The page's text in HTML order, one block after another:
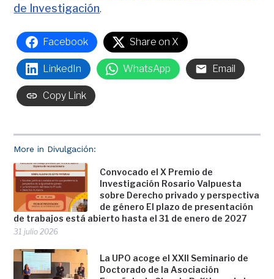
More in Divulgación:
Convocado el X Premio de
Investigación Rosario Valpuesta
sobre Derecho privado y perspectiva
de género El plazo de presentación
de trabajos está abierto hasta el 31 de enero de 2027
31 julio 2026
La UPO acoge el XXII Seminario de
Doctorado de la Asociación
de Investigación.
Facebook Share on X
LinkedIn WhatsApp Email
Copy Link